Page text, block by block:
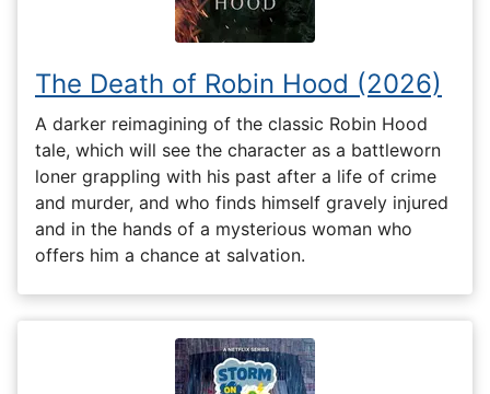
The Death of Robin Hood (2026)
A darker reimagining of the classic Robin Hood
tale, which will see the character as a battleworn
loner grappling with his past after a life of crime
and murder, and who finds himself gravely injured
and in the hands of a mysterious woman who
offers him a chance at salvation.